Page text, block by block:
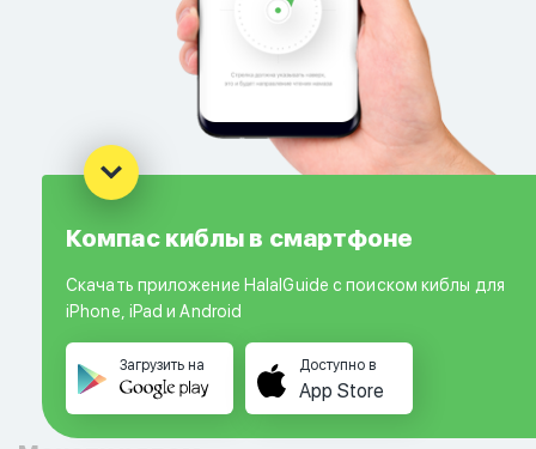
Компас киблы в смартфоне
Скачать приложение HalalGuide с поиском киблы для
iPhone, iPad и Android
Загрузить на Доступно в
App Store